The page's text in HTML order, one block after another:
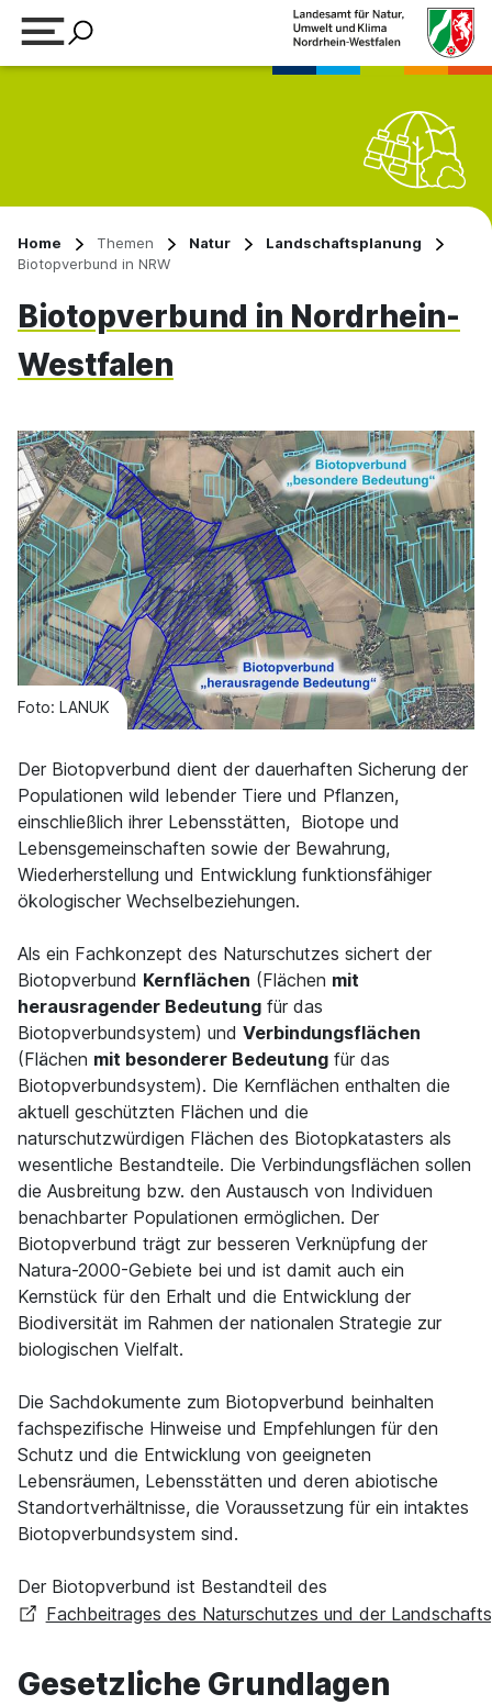
Home Themen Natur
Landschaftsplanung
Biotopverbund in NRW
Biotopverbund in Nordrhein-
Westfalen
Foto: LANUK
Der Biotopverbund dient der dauerhaften Sicherung der
Populationen wild lebender Tiere und Pflanzen,
einschließlich ihrer Lebensstätten, Biotope und
Lebensgemeinschaften sowie der Bewahrung,
Wiederherstellung und Entwicklung funktionsfähiger
ökologischer Wechselbeziehungen.
Als ein Fachkonzept des Naturschutzes sichert der
Biotopverbund Kernflächen (Flächen mit
herausragender Bedeutung für das
Biotopverbundsystem) und Verbindungsflächen
(Flächen mit besonderer Bedeutung für das
Biotopverbundsystem). Die Kernflächen enthalten die
aktuell geschützten Flächen und die
naturschutzwürdigen Flächen des Biotopkatasters als
wesentliche Bestandteile. Die Verbindungsflächen sollen
die Ausbreitung bzw. den Austausch von Individuen
benachbarter Populationen ermöglichen. Der
Biotopverbund trägt zur besseren Verknüpfung der
Natura-2000-Gebiete bei und ist damit auch ein
Kernstück für den Erhalt und die Entwicklung der
Biodiversität im Rahmen der nationalen Strategie zur
biologischen Vielfalt.
Die Sachdokumente zum Biotopverbund beinhalten
fachspezifische Hinweise und Empfehlungen für den
Schutz und die Entwicklung von geeigneten
Lebensräumen, Lebensstätten und deren abiotische
Standortverhältnisse, die Voraussetzung für ein intaktes
Biotopverbundsystem sind.
Der Biotopverbund ist Bestandteil des
Fachbeitrages des Naturschutzes und der
Gesetzliche Grundlagen